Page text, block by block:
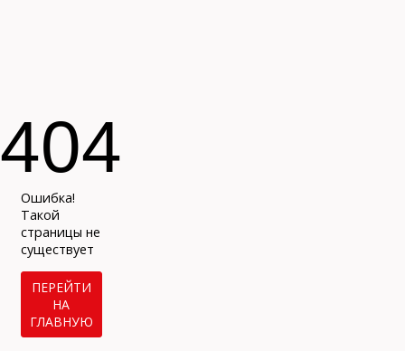
404
Ошибка!
Такой
страницы не
существует
ПЕРЕЙТИ
НА
ГЛАВНУЮ
Контактный телефон
arclinic@mail.ru